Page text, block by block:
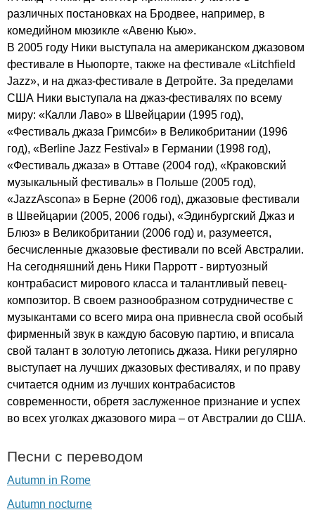
различных постановках на Бродвее, например, в
комедийном мюзикле «Авеню Кью».
В 2005 году Ники выступала на американском джазовом
фестивале в Ньюпорте, также на фестивале «Litchfield
Jazz», и на джаз-фестивале в Детройте. За пределами
США Ники выступала на джаз-фестивалях по всему
миру: «Калли Лаво» в Швейцарии (1995 год),
«Фестиваль джаза Гримсби» в Великобритании (1996
год), «Berline Jazz Festival » в Германии (1998 год),
«Фестиваль джаза» в Оттаве (2004 год), «Краковский
музыкальный фестиваль» в Польше (2005 год),
«JazzAscona» в Берне (2006 год), джазовые фестивали
в Швейцарии (2005, 2006 годы), «Эдинбургский Джаз и
Блюз» в Великобритании (2006 год) и, разумеется,
бесчисленные джазовые фестивали по всей Австралии.
На сегодняшний день Ники Парротт - виртуозный
контрабасист мирового класса и талантливый певец-
композитор. В своем разнообразном сотрудничестве с
музыкантами со всего мира она привнесла свой особый
фирменный звук в каждую басовую партию, и вписала
свой талант в золотую летопись джаза. Ники регулярно
выступает на лучших джазовых фестивалях, и по праву
считается одним из лучших контрабасистов
современности, обретя заслуженное признание и успех
во всех уголках джазового мира – от Австралии до США.
Песни с переводом
Autumn in Rome
Autumn nocturne